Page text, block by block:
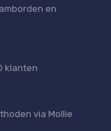
en
klanten
via Mollie